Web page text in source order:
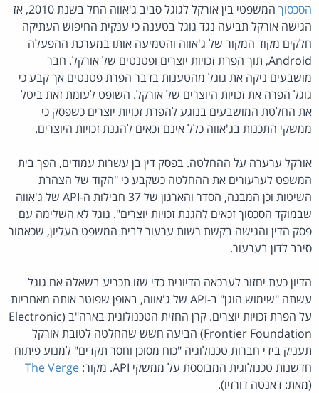
הסכסוך
המשפטי בין אורקל לגוגל סביב ג'אווה החל בשנת 2010, אז
הגישה אורקל תביעה נגד גוגל בטענה כי ענקית החיפוש העתיקה
חלקים מקוד המקור של ג'אווה והטמיעה אותו במערכת ההפעלה
Android, תוך הפרת זכויות יוצרים ופטנטים של אורקל. חבר
מושבעים ניקה את גוגל מהטענות בדבר הפרת פטנטים אך קבע כי
גוגל הפרה את זכויות היוצרים של אורקל. השופט לעומת זאת ביטל
את החלטת המושבעים בנוגע להפרת זכויות יוצרים כשפסק כי
ממשקי התכנות בג'אווה כלל אינם זכאים להגנת זכויות היוצרים.
אורקל ערערה על ההחלטה. בפסק דין בן עשרות עמודים, הפך בית
המשפט לערעורים את ההחלטה כשקבע כי "הקוד של הצהרת
השיטות וכן המבנה, הסדר והארגון של 37 חבילות ה-API של ג'אווה
שבמוקד הסכסוך זכאים להגנת זכויות יוצרים". גוגל לא השלימה עם
פסק הדין והגישה בקשת רשות ערעור לבית המשפט העליון, שכאמור
סירב לדון בערעור.
הדיון כעת יחזור לערכאה הדיונית כדי שזו תכריע בשאלה אם גוגל
עשתה "שימוש הוגן" ב-API של ג'אווה, באופן שפוטר אותה מאחריות
על הפרת זכויות יוצרים. קרן החזית הטכנולוגית בארה"ב (Electronic
Frontier Foundation) הביעה חשש שהחלטה לטובת אורקל
תעניק בידי חברות טכנולוגיה "כוח מסוכן וחסר תקדים" למנוע פיתוח
חדשנות טכנולוגית המבוססת על ממשקי API. מקור:
The Verge
(מאת: דאנטה דורזיו).